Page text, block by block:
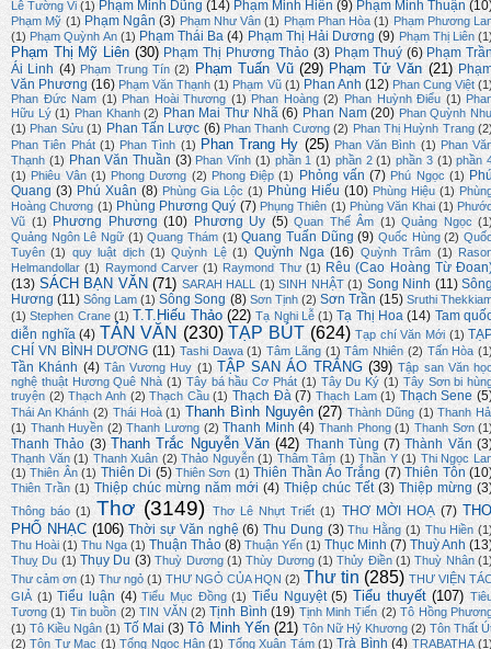
Lê Tường Vi (1) Phạm Minh Dũng (14) Phạm Minh Hiền (9) Phạm Minh Thuận
Phạm Mỹ (1) Phạm Ngân (3) Phạm Như Vân (1) Phạm Phan Hòa (1) Phạm Phương
(1) Phạm Quỳnh An (1) Phạm Thái Ba (4) Phạm Thị Hải Dương (9) Phạm Thị Liên
Phạm Thị Mỹ Liên (30) Phạm Thị Phương Thảo (3) Phạm Thuý (6) Phạm
Ái Linh (4) Phạm Trung Tín (2) Phạm Tuấn Vũ (29) Phạm Tử Văn (21)
Văn Phương (16) Phạm Văn Thạnh (1) Phạm Vũ (1) Phan Anh (12) Phan Cung Việt
Phan Đức Nam (1) Phan Hoài Thương (1) Phan Hoàng (2) Phan Huỳnh Điểu (1)
Hữu Lý (1) Phan Khanh (2) Phan Mai Thư Nhã (6) Phan Nam (20) Phan Quỳnh
(1) Phan Sửu (1) Phan Tấn Lược (6) Phan Thanh Cương (2) Phan Thị Huỳnh Trang
Phan Tiên Phát (1) Phan Tình (1) Phan Trang Hy (25) Phan Văn Bình (1) Phan
Thạnh (1) Phan Văn Thuần (3) Phan Vĩnh (1) phần 1 (1) phần 2 (1) phần 3 (1) phần
(1) Phiêu Vân (1) Phong Dương (2) Phong Điệp (1) Phỏng vấn (7) Phú Ngọc (1)
Quang (3) Phú Xuân (8) Phùng Gia Lộc (1) Phùng Hiếu (10) Phùng Hiệu (1)
Hoàng Chương (1) Phùng Phương Quý (7) Phụng Thiên (1) Phùng Văn Khai (1)
Vũ (1) Phương Phương (10) Phương Uy (5) Quan Thế Âm (1) Quảng Ngọc
Quảng Ngôn Lê Ngữ (1) Quang Thám (1) Quang Tuấn Dũng (9) Quốc Hùng (2)
Tuyên (1) quy luật dịch (1) Quỳnh Lệ (1) Quỳnh Nga (16) Quỳnh Trâm (1)
Helmandollar (1) Raymond Carver (1) Raymond Thư (1) Rêu (Cao Hoàng Từ
(13) SÁCH BẠN VĂN (71) SARAH HALL (1) SINH NHẬT (1) Song Ninh (11)
Hương (11) Sông Lam (1) Sông Song (8) Sơn Tịnh (2) Sơn Trần (15) Sruthi
(1) Stephen Crane (1) T.T.Hiếu Thảo (22) Tạ Nghi Lễ (1) Tạ Thị Hoa (14) Tam
diễn nghĩa (4) TẢN VĂN (230) TẠP BÚT (624) Tạp chí Văn Mới (1)
CHÍ VN BÌNH DƯƠNG (11) Tashi Dawa (1) Tâm Lãng (1) Tâm Nhiên (2) Tấn Hòa
Tần Khánh (4) Tân Vương Huy (1) TẬP SAN ÁO TRẮNG (39) Tập san Văn
nghệ thuật Hương Quê Nhà (1) Tây bá hầu Cơ Phát (1) Tây Du Ký (1) Tây Sơn bi
truyện (2) Thạch Anh (2) Thạch Cầu (1) Thạch Đà (7) Thạch Lam (1) Thạch Sene
Thái An Khánh (2) Thái Hoà (1) Thanh Bình Nguyên (27) Thành Dũng (1) Thanh
(1) Thanh Huyền (2) Thanh Lương (2) Thanh Minh (4) Thanh Phong (1) Thanh Sơn
Thanh Thảo (3) Thanh Trắc Nguyễn Văn (42) Thanh Tùng (7) Thành Văn
Thạnh Văn (1) Thanh Xuân (2) Thảo Nguyễn (1) Thâm Tâm (1) Thần Y (1) Thi Ngọc
(1) Thiên Ân (1) Thiên Di (5) Thiên Sơn (1) Thiên Thần Áo Trắng (7) Thiên Tôn
Thiên Trần (1) Thiệp chúc mừng năm mới (4) Thiệp chúc Tết (3) Thiệp mừng
Thông báo (1) Thơ (3149) Thơ Lê Nhựt Triết (1) THƠ MỜI HOẠ (7)
PHỔ NHẠC (106) Thời sự Văn nghệ (6) Thu Dung (3) Thu Hằng (1) Thu Hiền
Thu Hoài (1) Thu Nga (1) Thuận Thảo (8) Thuận Yến (1) Thục Minh (7) Thuỳ Anh
Thuỵ Du (1) Thụy Du (3) Thuỳ Dương (1) Thùy Dương (1) Thủy Điền (1) Thuỳ Nhân
Thư cảm ơn (1) Thư ngỏ (1) THƯ NGỎ CỦA HQN (2) Thư tin (285) THƯ VIỆN
GIẢ (1) Tiểu luận (4) Tiểu Mục Đồng (1) Tiểu Nguyệt (5) Tiểu thuyết (107)
Tương (1) Tin buồn (2) TIN VĂN (2) Tịnh Bình (19) Tịnh Minh Tiến (2) Tô Hồng
(1) Tô Kiều Ngân (1) Tố Mai (3) Tô Minh Yến (21) Tôn Nữ Hỷ Khương (2) Tôn Thất
(2) Tôn Tư Mạc (1) Tống Ngọc Hân (1) Tống Xuân Tám (1) Trà Bình (4) TRABATHA